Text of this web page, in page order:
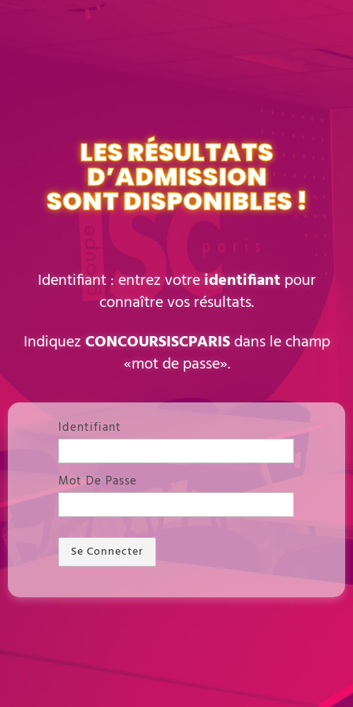
LES RÉSULTATS
D’ADMISSION
SONT DISPONIBLES !
Identifiant : entrez votreidentifiantpour
connaître vos résultats.
IndiquezCONCOURSISCPARISdans le champ
«mot de passe».
Identifiant
Mot De Passe
Se Connecter